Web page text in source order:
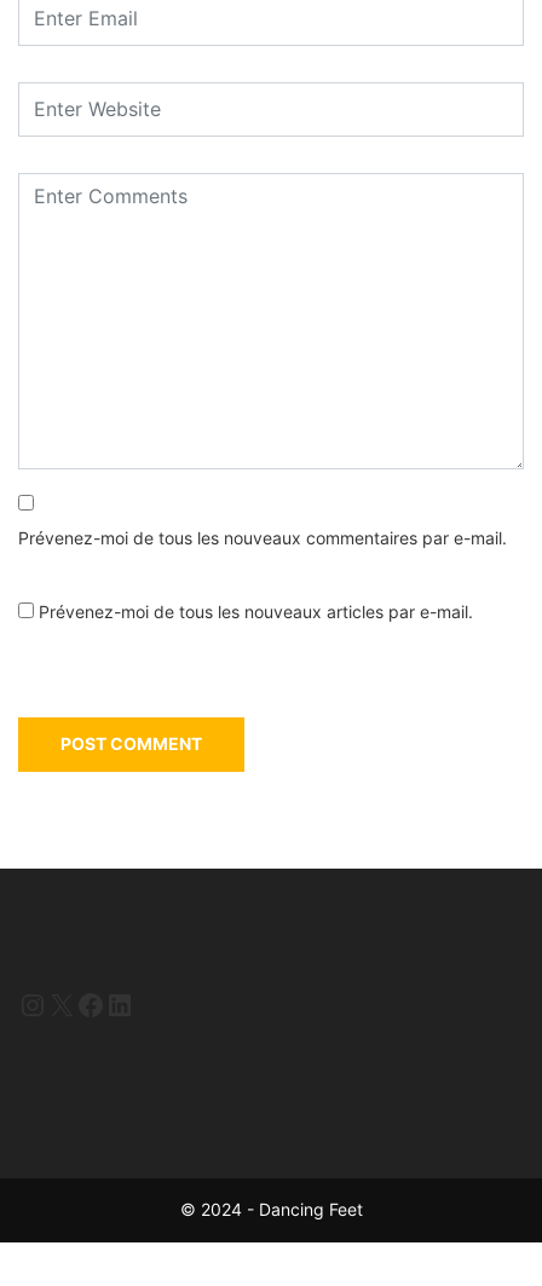
Prévenez-moi de tous les nouveaux commentaires par e-mail.
Prévenez-moi de tous les nouveaux articles par e-mail.
© 2024 - Dancing Feet